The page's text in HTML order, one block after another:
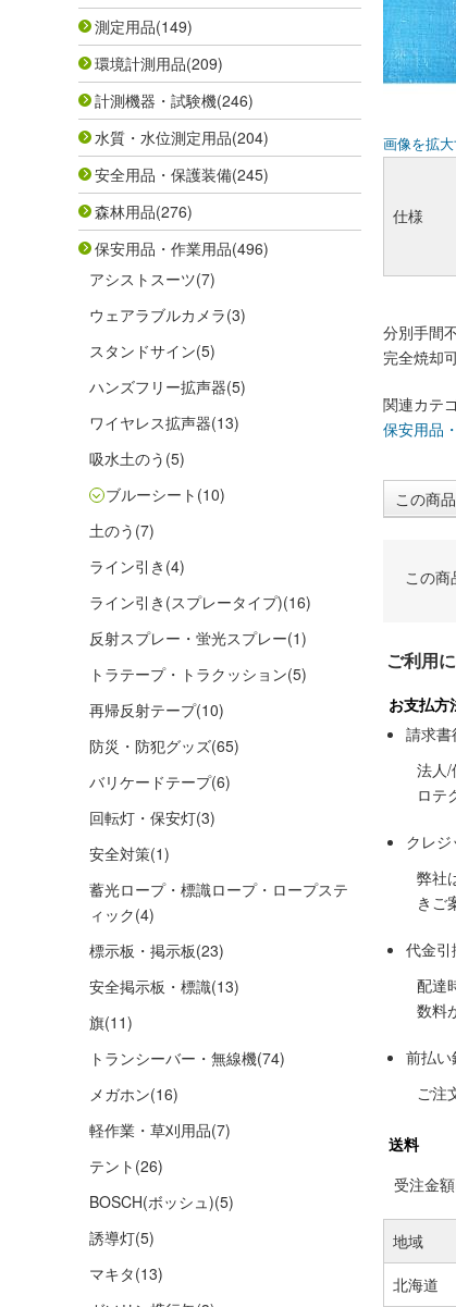
測定用品(149)
環境計測用品(209)
計測機器・試験機(246)
水質・水位測定用品(204)
安全用品・保護装備(245)
森林用品(276)
保安用品・作業用品(496)
アシストスーツ(7)
ウェアラブルカメラ(3)
スタンドサイン(5)
ハンズフリー拡声器(5)
ワイヤレス拡声器(13)
吸水土のう (5)
ブルーシート (10)
土のう (7)
ライン引き (4)
ライン引き(スプレータイプ)(16)
反射スプレー・蛍光スプレー(1)
トラテープ・トラクッション(5)
再帰反射テープ(10)
防災・防犯グッズ(65)
バリケードテープ(6)
回転灯・保安灯(3)
安全対策(1)
蓄光ロープ・標識ロープ・ロープステ
ィック(4)
標示板・掲示板(23)
安全掲示板・標識(13)
旗(11)
トランシーバー・無線機(74)
メガホン(16)
軽作業・草刈用品(7)
テント (26)
BOSCH(ボッシュ)(5)
誘導灯(5)
マキタ(13)
画像を拡
仕様
分別手間
完全焼却
関連カテ
保安用品
この商
この商
ご利用
お支払方
請求書
法人/
ロテ
クレ
弊社
きご
代金
配達
数料
前払
ご注
送料
受注金
地域
北海道